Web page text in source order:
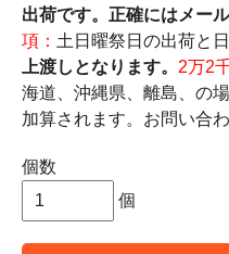
出荷です。正確にはメー
項： 土日曜祭日の出荷と
上渡しとなります。 2万2
海道、沖縄県、離島、の
加算されます。お問い合
個数
個